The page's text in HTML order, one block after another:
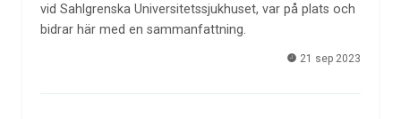
vid Sahlgrenska Universitetssjukhuset, var på plats och
bidrar här med en sammanfattning.
21 sep 2023